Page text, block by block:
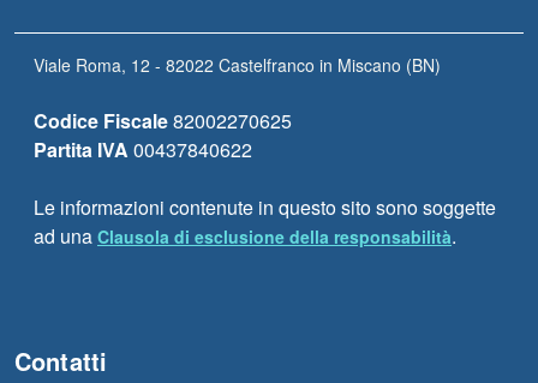
Viale Roma, 12 - 82022 Castelfranco in Miscano (BN)
Codice Fiscale82002270625
Partita IVA 00437840622
Le informazioni contenute in questo sito sono soggette
ad una Clausola di esclusione della responsabilità.
Contatti